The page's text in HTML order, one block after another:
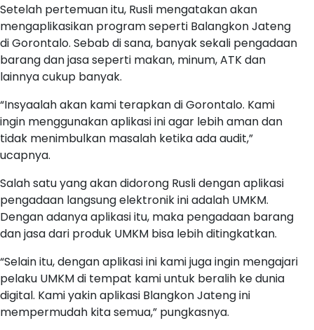
Setelah pertemuan itu, Rusli mengatakan akan
mengaplikasikan program seperti Balangkon Jateng
di Gorontalo. Sebab di sana, banyak sekali pengadaan
barang dan jasa seperti makan, minum, ATK dan
lainnya cukup banyak.
“Insyaalah akan kami terapkan di Gorontalo. Kami
ingin menggunakan aplikasi ini agar lebih aman dan
tidak menimbulkan masalah ketika ada audit,”
ucapnya.
Salah satu yang akan didorong Rusli dengan aplikasi
pengadaan langsung elektronik ini adalah UMKM.
Dengan adanya aplikasi itu, maka pengadaan barang
dan jasa dari produk UMKM bisa lebih ditingkatkan.
“Selain itu, dengan aplikasi ini kami juga ingin mengajari
pelaku UMKM di tempat kami untuk beralih ke dunia
digital. Kami yakin aplikasi Blangkon Jateng ini
mempermudah kita semua,” pungkasnya.